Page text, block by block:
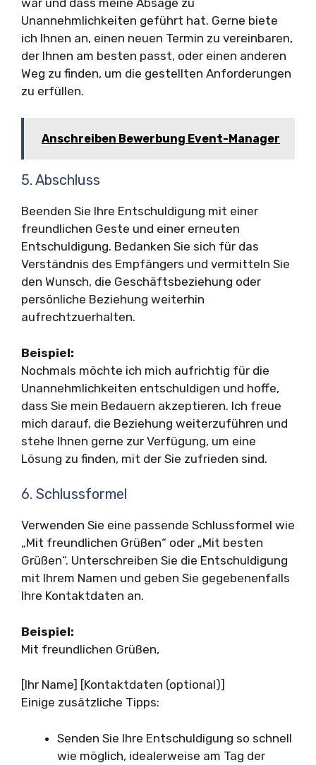
Unannehmlichkeiten geführt hat. Gerne biete
ich Ihnen an, einen neuen Termin zu vereinbaren,
der Ihnen am besten passt, oder einen anderen
Weg zu finden, um die gestellten Anforderungen
zu erfüllen.
Anschreiben Bewerbung Event-Manager
5. Abschluss
Beenden Sie Ihre Entschuldigung mit einer
freundlichen Geste und einer erneuten
Entschuldigung. Bedanken Sie sich für das
Verständnis des Empfängers und vermitteln Sie
den Wunsch, die Geschäftsbeziehung oder
persönliche Beziehung weiterhin
aufrechtzuerhalten.
Beispiel:
Nochmals möchte ich mich aufrichtig für die
Unannehmlichkeiten entschuldigen und hoffe,
dass Sie mein Bedauern akzeptieren. Ich freue
mich darauf, die Beziehung weiterzuführen und
stehe Ihnen gerne zur Verfügung, um eine
Lösung zu finden, mit der Sie zufrieden sind.
6. Schlussformel
Verwenden Sie eine passende Schlussformel wie
„Mit freundlichen Grüßen“ oder „Mit besten
Grüßen“. Unterschreiben Sie die Entschuldigung
mit Ihrem Namen und geben Sie gegebenenfalls
Ihre Kontaktdaten an.
Beispiel:
Mit freundlichen Grüßen,
[Ihr Name] [Kontaktdaten (optional)]
Einige zusätzliche Tipps:
Senden Sie Ihre Entschuldigung so schnell
wie möglich, idealerweise am Tag der